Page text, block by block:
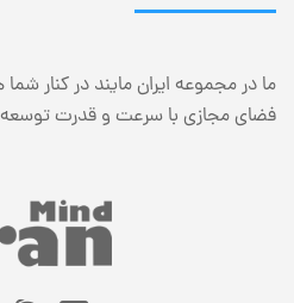
ما در مجموعه ایران مایند در کنار
فضای مجازی با سرعت و قدرت